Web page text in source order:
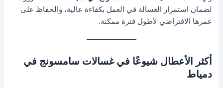
لضمان استمرار الغسالة في العمل بكفاءة عالية، والحفاظ على
عمرها الافتراضي لأطول فترة ممكنة.
أكثر الأعطال شيوعًا في غسالات سامسونج في
دمياط